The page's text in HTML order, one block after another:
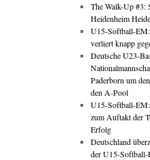
The Walk-Up #3:
Heidenheim
U15-Softball-
verliert knapp
Deutsche U23-
Paderborn um
den A-Pool
U15-Softball-
zum Auftakt der
Erfolg
Deutschland
der U15-